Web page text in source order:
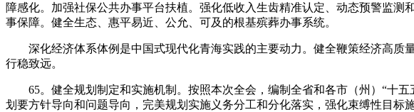
障感化。加强社保公共办事平台扶植。强化低收入生齿精准认定、动态预警监
事保障。健全生态、惠平易近、公允、可及的根基殡葬办事系统。
深化经济体系体例是中国式现代化青海实践的主要动力。健全鞭策经济高质
行稳致远。
65。健全规划制定和实施机制。按照本次全会，编制全省和各市（州）“十五
划要方针导向和问题导向，完美规划实施义务分工和分化落实，强化束缚性目